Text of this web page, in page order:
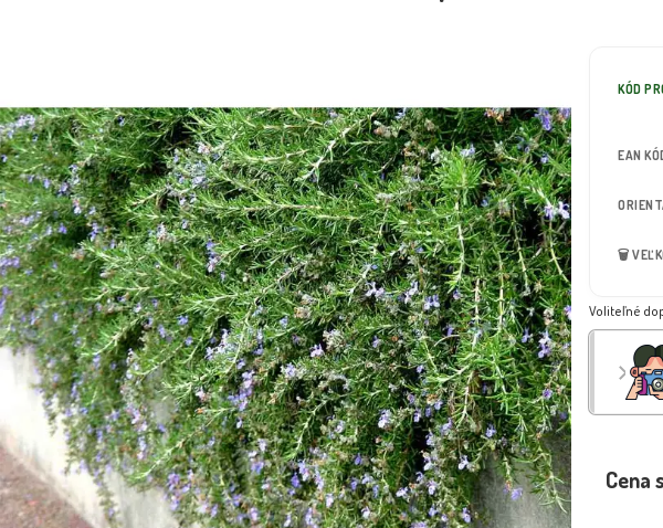
KÓD
EAN
🗑️
Voliteľné
Cena